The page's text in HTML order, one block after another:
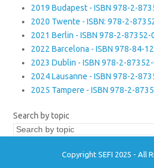
2019 Budapest - ISBN 978-2-
2020 Twente - ISBN: 978-2-
2021 Berlin - ISBN 978-2-87352-
2022 Barcelona - ISBN 978-84-
2023 Dublin - ISBN 978-2-
2024 Lausanne - ISBN 978-2-
2025 Tampere - ISBN 978-2-
Search by topic
Copyright SEFI 2025 - All